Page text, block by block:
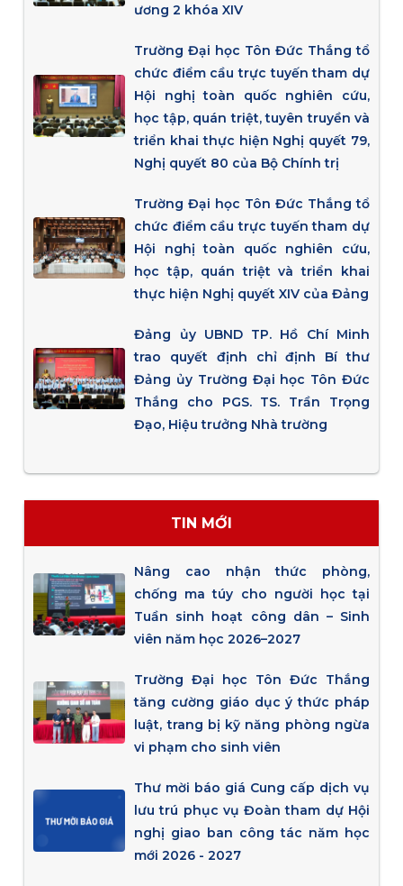
ương 2 khóa XIV
Trường Đại học Tôn Đức Thắng tổ
chức điểm cầu trực tuyến tham dự
Hội nghị toàn quốc nghiên cứu,
học tập, quán triệt, tuyên truyền và
triển khai thực hiện Nghị quyết 79,
Nghị quyết 80 của Bộ Chính trị
Trường Đại học Tôn Đức Thắng tổ
chức điểm cầu trực tuyến tham dự
Hội nghị toàn quốc nghiên cứu,
học tập, quán triệt và triển khai
thực hiện Nghị quyết XIV của Đảng
Đảng ủy UBND TP. Hồ Chí Minh
trao quyết định chỉ định Bí thư
Đảng ủy Trường Đại học Tôn Đức
Thắng cho PGS. TS. Trần Trọng
Đạo, Hiệu trưởng Nhà trường
TIN MỚI
Nâng cao nhận thức phòng,
chống ma túy cho người học tại
Tuần sinh hoạt công dân – Sinh
viên năm học 2026–2027
Trường Đại học Tôn Đức Thắng
tăng cường giáo dục ý thức pháp
luật, trang bị kỹ năng phòng ngừa
vi phạm cho sinh viên
Thư mời báo giá Cung cấp dịch vụ
lưu trú phục vụ Đoàn tham dự Hội
nghị giao ban công tác năm học
mới 2026 - 2027